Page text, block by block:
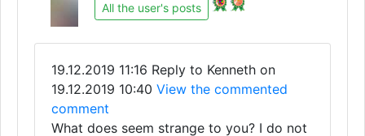
All the user's posts
19.12.2019 11:16 Reply to Kenneth on
19.12.2019 10:40 View the commented
comment
What does seem strange to you? I do not